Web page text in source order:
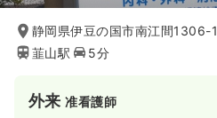
静岡県伊豆の国市南江間1306-1
韮山駅
5分
外来准看護師